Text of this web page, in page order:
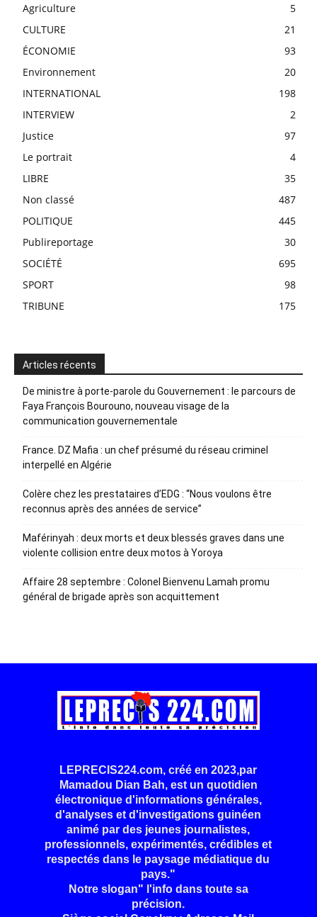
Agriculture
5
CULTURE
21
ÉCONOMIE
93
Environnement
20
INTERNATIONAL
198
INTERVIEW
2
Justice
97
Le portrait
4
LIBRE
35
Non classé
487
POLITIQUE
445
Publireportage
30
SOCIÉTÉ
695
SPORT
98
TRIBUNE
175
Articles récents
De ministre à porte-parole du Gouvernement : le parcours de
Faya François Bourouno, nouveau visage de la
communication gouvernementale
France. DZ Mafia : un chef présumé du réseau criminel
interpellé en Algérie
Colère chez les prestataires d’EDG : “Nous voulons être
reconnus après des années de service”
Maférinyah : deux morts et deux blessés graves dans une
violente collision entre deux motos à Yoroya
Affaire 28 septembre : Colonel Bienvenu Lamah promu
général de brigade après son acquittement
LEPRECIS224.com, créé en 2023,par
Mamadou Dian Bah, est un quotidien
électronique d'informations générales,
d'analyses et d'investigations guinéen
animé par des jeunes journalistes,
professionnels, expérimentés, crédibles et
respectés dans le paysage médiatique du
pays."
Notre slogan" l'info dans toute sa
précision.